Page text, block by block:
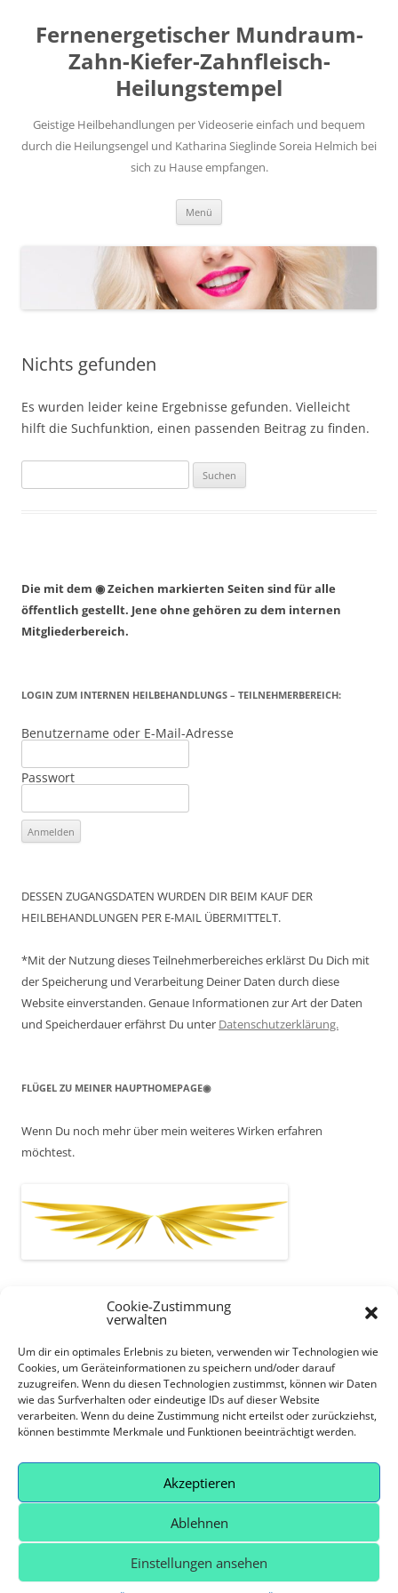
Cookie-Zustimmung
verwalten
Um dir ein optimales Erlebnis zu bieten, verwenden wir Technologien wie
Cookies, um Geräteinformationen zu speichern und/oder darauf
zuzugreifen. Wenn du diesen Technologien zustimmst, können wir Daten
wie das Surfverhalten oder eindeutige IDs auf dieser Website
verarbeiten. Wenn du deine Zustimmung nicht erteilst oder zurückziehst,
können bestimmte Merkmale und Funktionen beeinträchtigt werden.
Akzeptieren
Ablehnen
Einstellungen ansehen
springen
Fernenergetischer Mundraum-
Zahn-Kiefer-Zahnfleisch-
Heilungstempel
Geistige Heilbehandlungen per Videoserie einfach und bequem
durch die Heilungsengel und Katharina Sieglinde Soreia Helmich bei
sich zu Hause empfangen.
Menü
Nichts gefunden
Es wurden leider keine Ergebnisse gefunden. Vielleicht
hilft die Suchfunktion, einen passenden Beitrag zu finden.
nach:
Die mit dem ◉ Zeichen markierten Seiten sind für alle
öffentlich gestellt. Jene ohne gehören zu dem internen
Mitgliederbereich.
LOGIN ZUM INTERNEN HEILBEHANDLUNGS – TEILNEHMERBEREICH:
Benutzername oder E-Mail-Adresse
Passwort
DESSEN ZUGANGSDATEN WURDEN DIR BEIM KAUF DER
HEILBEHANDLUNGEN PER E-MAIL ÜBERMITTELT.
*Mit der Nutzung dieses Teilnehmerbereiches erklärst Du Dich mit
der Speicherung und Verarbeitung Deiner Daten durch diese
Website einverstanden. Genaue Informationen zur Art der Daten
und Speicherdauer erfährst Du unter Datenschutzerklärung.
FLÜGEL ZU MEINER HAUPTHOMEPAGE◉
Wenn Du noch mehr über mein weiteres Wirken erfahren
möchtest.
Kontakt und Haupt-Homepage ◉
DATENSCHUTZERKLÄRUNG ◉
Wiederrufsrecht ◉
Impressum ◉
AGBS ◉